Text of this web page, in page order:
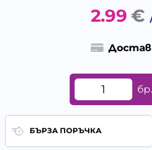
2.99 €
бр.
БЪРЗА ПОРЪЧКА